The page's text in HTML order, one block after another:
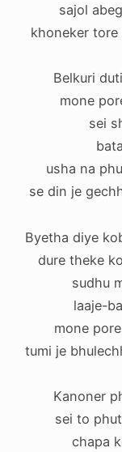
sajol
khoneker tore
Belkuri
mone
sei
usha na
se din je
Byetha diye
dure theke
sudhu
laaje-
mone
tumi je
Kanoner
sei to
chapa